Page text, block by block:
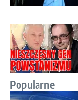
Popularne